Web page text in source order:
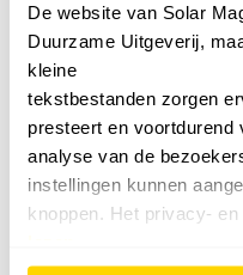
De website van Solar
Duurzame Uitgeverij,
kleine
tekstbestanden zorgen
presteert en voortdurend
analyse van de
instellingen kunnen
knoppen. Het privacy-
Installateurzoeker
Cookievoorkeuren
English
Geef ons
Vertel ons wat
Tip de